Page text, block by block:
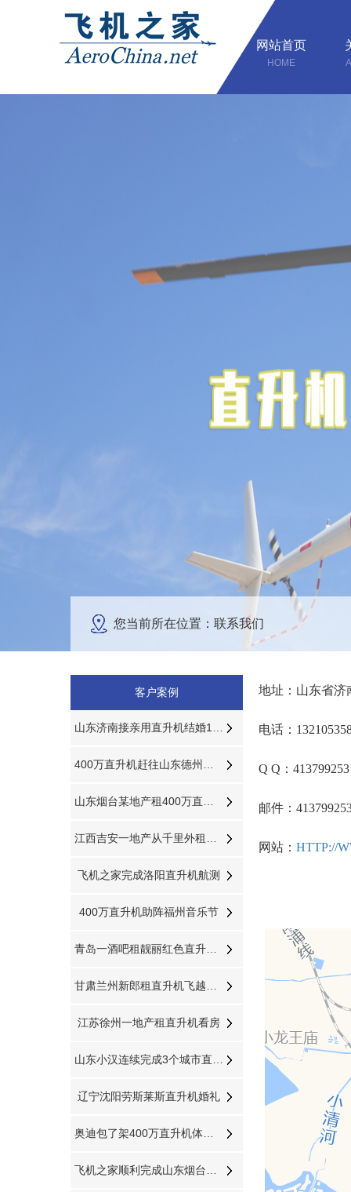
网站首页
HOME
您当前所在位置：联系我们
客户案例
飞机之家完成洛阳直升机航测
400万直升机助阵福州音乐节
江苏徐州一地产租直升机看房
辽宁沈阳劳斯莱斯直升机婚礼
地址：山东省济
电话：
Q Q：413799253
邮件：
网站： HTTP://